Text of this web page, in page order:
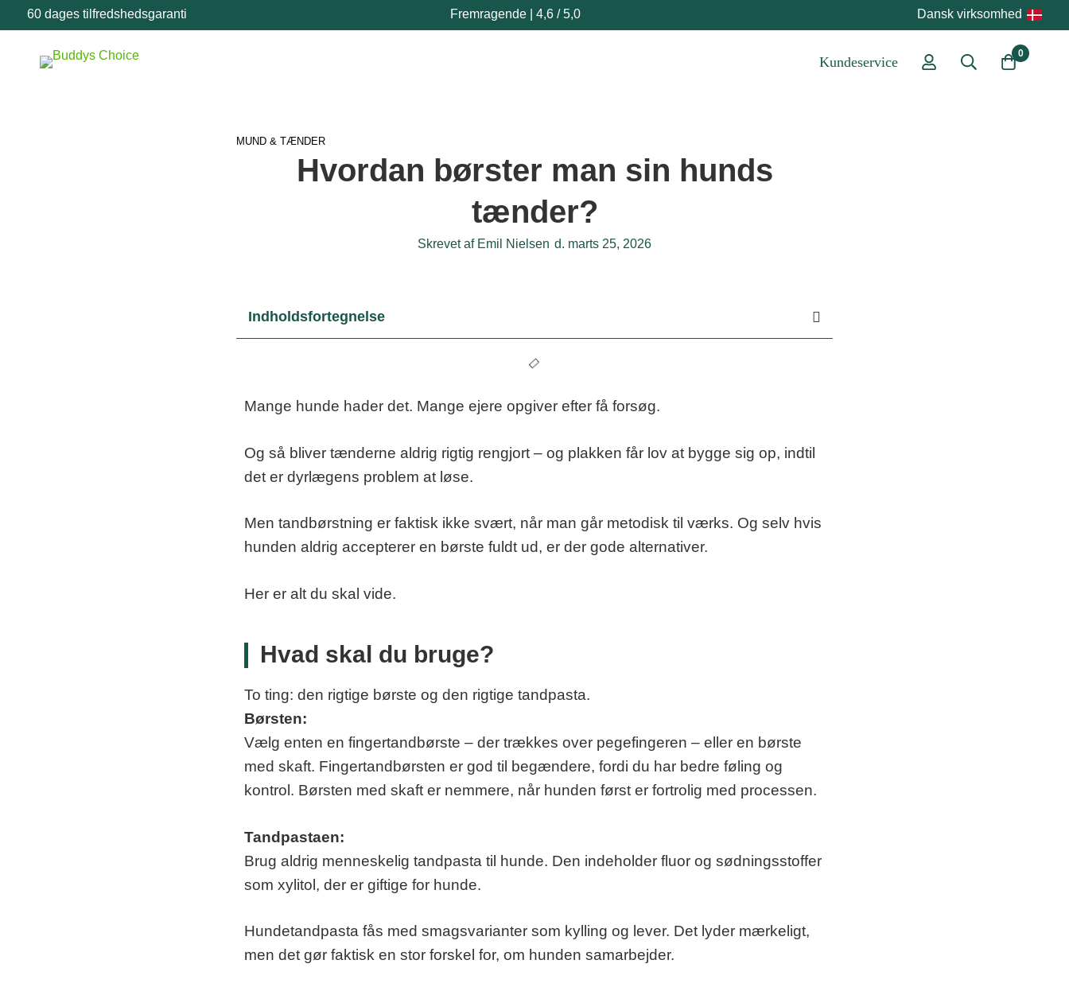
60 dages tilfredshedsgaranti Fremragende | 4,6 / 5,0 Dansk virksomhed
Kundeservice
0
MUND & TÆNDER
Hvordan børster man sin hunds
tænder?
Skrevet afEmil Nielsen d. marts 25, 2026
Indholdsfortegnelse
Mange hunde hader det. Mange ejere opgiver efter få forsøg.
Og så bliver tænderne aldrig rigtig rengjort – og plakken får lov at bygge sig op, indtil
det er dyrlægens problem at løse.
Men tandbørstning er faktisk ikke svært, når man går metodisk til værks. Og selv hvis
hunden aldrig accepterer en børste fuldt ud, er der gode alternativer.
Her er alt du skal vide.
Hvad skal du bruge?
To ting: den rigtige børste og den rigtige tandpasta.
Børsten:
Vælg enten en fingertandbørste – der trækkes over pegefingeren – eller en børste
med skaft. Fingertandbørsten er god til begændere, fordi du har bedre føling og
kontrol. Børsten med skaft er nemmere, når hunden først er fortrolig med processen.
Tandpastaen:
Brug aldrig menneskelig tandpasta til hunde. Den indeholder fluor og sødningsstoffer
som xylitol, der er giftige for hunde.
Hundetandpasta fås med smagsvarianter som kylling og lever. Det lyder mærkeligt,
men det gør faktisk en stor forskel for, om hunden samarbejder.